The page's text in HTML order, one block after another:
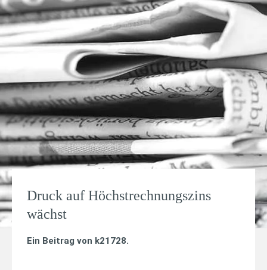
Druck auf Höchstrechnungszins
wächst
Ein Beitrag von k21728.